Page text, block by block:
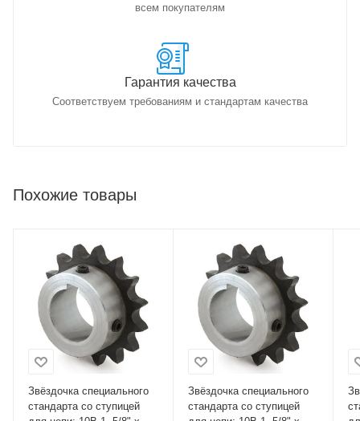
всем покупателям
Гарантия качества
Соответствуем требованиям и стандартам качества
Похожие товары
Звёздочка специального
стандарта со ступицей
Звёздочка специального
стандарта со ступицей